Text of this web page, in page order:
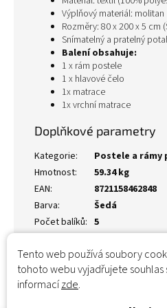
Tento web používá soubory
tohoto webu vyjadřujete souhlas
informacízde.
Výplňový materiál: molitan
Rozměry: 80 x 200 x 5 cm
Snímatelný a pratelný
Balení obsahuje:
1 x rám postele
1 x hlavové čelo
1x matrace
1x vrchní matrace
Doplňkové parametry
Kategorie:
Postele a
Hmotnost:
59.34 kg
EAN:
8721158462848
Barva:
Šedá
Počet balíků: 5